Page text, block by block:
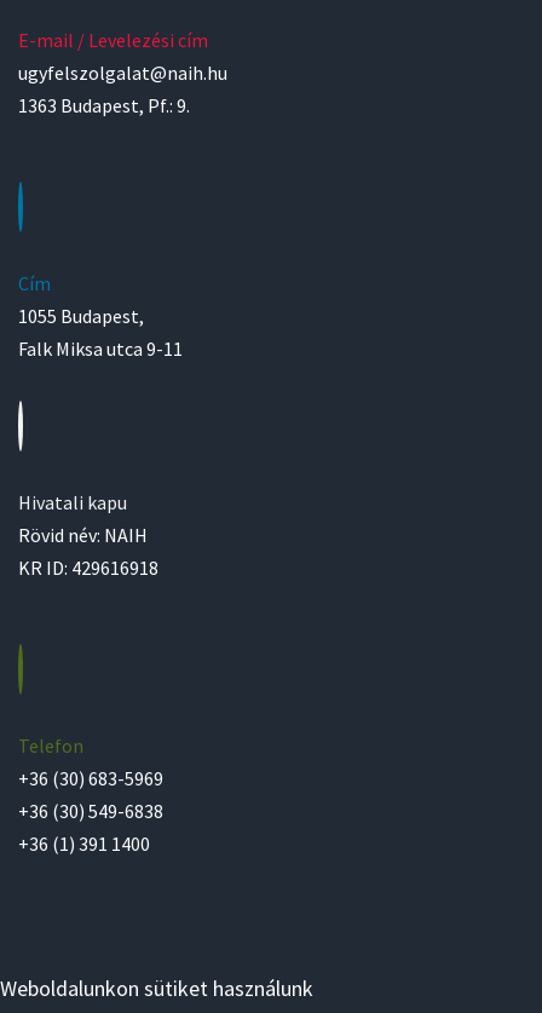
E-mail / Levelezési cím
ugyfelszolgalat@naih.hu
1363 Budapest, Pf.: 9.
Cím
1055 Budapest,
Falk Miksa utca 9-11
Hivatali kapu
Rövid név: NAIH
KR ID: 429616918
Telefon
+36 (30) 683-5969
+36 (30) 549-6838
+36 (1) 391 1400
Weboldalunkon sütiket használunk